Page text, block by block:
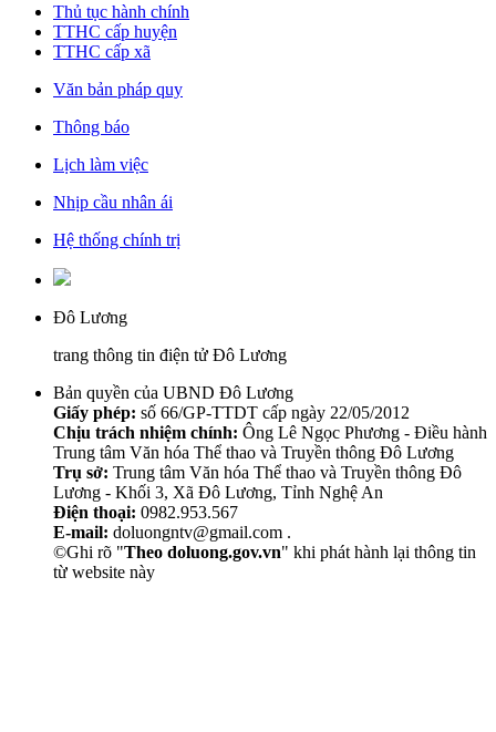
Thủ tục hành chính
TTHC cấp huyện
TTHC cấp xã
Văn bản pháp quy
Thông báo
Lịch làm việc
Nhịp cầu nhân ái
Hệ thống chính trị
Đô Lương
trang thông tin điện tử Đô Lương
Bản quyền của UBND Đô Lương
Giấy phép: số 66/GP-TTDT cấp ngày 22/05/2012
Chịu trách nhiệm chính: Ông Lê Ngọc Phương - Điều hành
Trung tâm Văn hóa Thể thao và Truyền thông Đô Lương
Trụ sở: Trung tâm Văn hóa Thể thao và Truyền thông Đô
Lương - Khối 3, Xã Đô Lương, Tỉnh Nghệ An
Điện thoại: 0982.953.567
E-mail: doluongntv@gmail.com .
©Ghi rõ "Theo doluong.gov.vn" khi phát hành lại thông tin
từ website này